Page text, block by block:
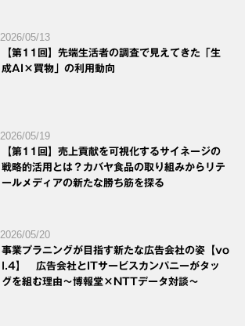
2026/05/13
【第11回】先端生活者の調査で見えてきた「生
成AI×買物」の利用動向
2026/05/19
【第11回】売上貢献を可視化するサイネージの
戦略的活用とは？カバヤ食品の取り組みからリテ
ールメディアの新たな勝ち筋を探る
2026/05/20
事業プラニングが目指す新たな広告会社の姿【vo
l.4】 広告会社とITサービスカンパニーがタッ
グを組む理由～博報堂×NTTデータ対談～